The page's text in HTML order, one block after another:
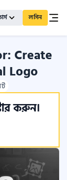
লগিন
Create
Logo
করুন।